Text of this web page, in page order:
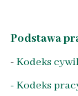
Podstawa
- Kodeks
- Kodeks